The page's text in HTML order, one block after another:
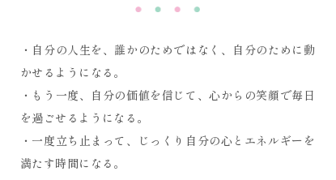
・自分の人生を、誰かのためではなく、自分のために動
かせるようになる。
・もう一度、自分の価値を信じて、心からの笑顔で毎日
を過ごせるようになる。
・一度立ち止まって、じっくり自分の心とエネルギーを
満たす時間になる。